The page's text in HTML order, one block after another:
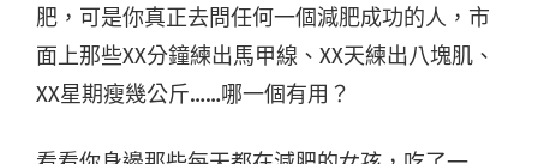
肥，可是你真正去問任何一個減肥成功的人，市
面上那些XX分鐘練出馬甲線、XX天練出八塊肌、
XX星期瘦幾公斤……哪一個有用？